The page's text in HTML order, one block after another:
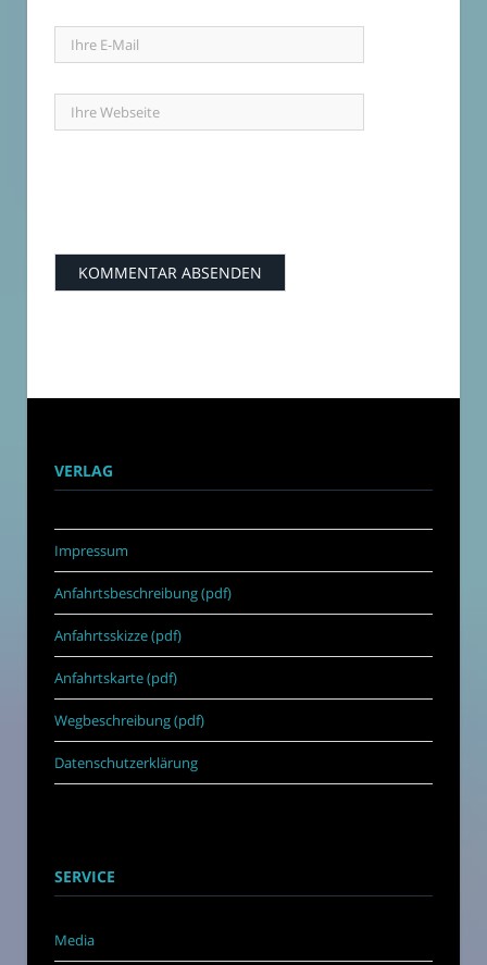
VERLAG
Impressum
Anfahrtsbeschreibung (pdf)
Anfahrtsskizze (pdf)
Anfahrtskarte (pdf)
Wegbeschreibung (pdf)
Datenschutzerklärung
SERVICE
Media